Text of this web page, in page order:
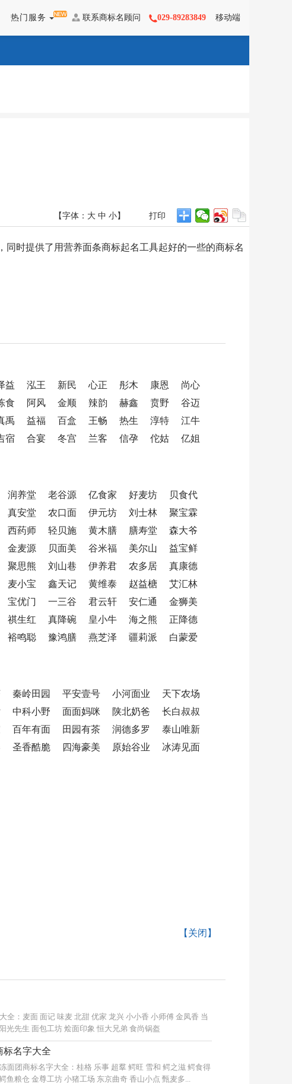
热门服务  联系商标名顾问 029-89283849 移动端
【字体： 大 中 小】 打印
时提供了用营养面条商标起名工具起好的一些的商标名
益 泓王 新民 心正 彤木 康恩
尚心
食 阿风 金顺 辣韵 赫鑫 贲野
谷迈
禹 益福 百盒 王畅 热生 淳特
江牛
宿 合宴 冬宫 兰客 信孕 佗姑
亿姐
润养堂 老谷源 亿食家 好麦坊
贝食代
真安堂 农口面 伊元坊 刘士林
聚宝霖
西药师 轻贝施 黄木膳 膳寿堂
森大爷
金麦源 贝面美 谷米福 美尔山
益宝鲜
聚思熊 刘山巷 伊养君 农多居
真康德
麦小宝 鑫天记 黄维泰 赵益榶
艾汇林
宝优门 一三谷 君云轩 安仁通
金狮美
祺生红 真降碗 皇小牛 海之熊
正降德
裕鸣聪 豫鸿膳 燕芝泽 疆莉派
白蒙爱
秦岭田园 平安壹号 小河面业
天下农场
中科小野 面面妈咪 陕北奶爸
长白叔叔
百年有面 田园有茶 润德多罗
泰山唯新
圣香酷脆 四海豪美 原始谷业
冰涛见面
【关闭】
全：麦面 面记 味麦 北甜 优家 龙兴 小小香 小师傅 金凤香 当
光先生 面包工坊 烩面印象 恒大兄弟 食尚锅盔
标名字大全
面团商标名字大全：桂格 乐事 超羣 鳄旺 雪和 鳄之滋 鳄食得
鱼粮仓 金尊工坊 小猪工场 东京曲奇 香山小点 甄麦多...